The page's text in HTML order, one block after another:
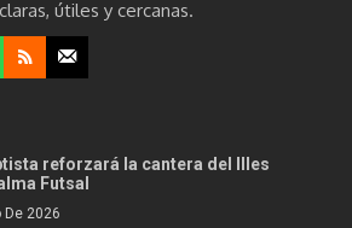
útiles y cercanas.
reforzará la cantera del Illes
Futsal
De 2026